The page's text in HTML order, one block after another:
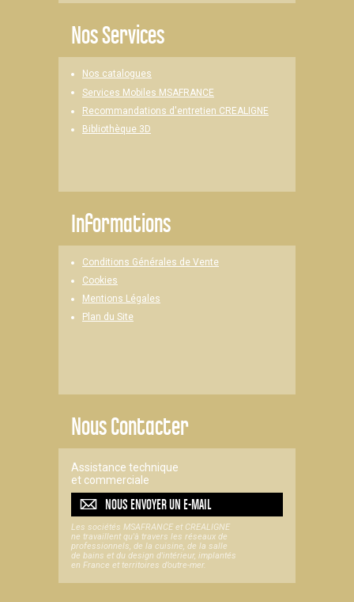
Nos Services
Nos catalogues
Services Mobiles MSAFRANCE
Recommandations d'entretien CREALIGNE
Bibliothèque 3D
Informations
Conditions Générales de Vente
Cookies
Mentions Légales
Plan du Site
Nous Contacter
Assistance technique
et commerciale
NOUS ENVOYER UNE-MAIL
Les sociétés MSAFRANCE et CREALIGNE
ne travaillent qu'à travers les réseaux de
professionnels, de la cuisine, de la salle
de bains et du design d'intérieur, implantés
en France et territoires d’outre-mer.